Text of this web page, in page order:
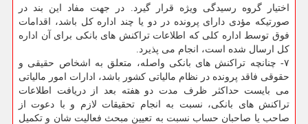
اختیار گروه رسیدگی ویژه قرار گیرد. در جهت مفاد این بند در
صورتیكه مؤدی دارای پرونده در دو یا چند اداره كل باشد، اقدامات
فوق توسط اداره كلی كه اطلاعات تراكنش های بانكی برای آن اداره
كل ارسال شده است، انجام می پذیرد.
۷- چنانچه تراكنش های بانكی واصله، متعلق به اشخاص حقیقی و
حقوقی فاقد پرونده در نظام مالیاتی كشور باشد، ادارات امور مالیاتی
می بایست حداكثر ظرف مدت دو هفته بعد از دریافت اطلاعات
تراكنش های بانكی، نسبت به انجام تحقیقات لازم و با دعوت از
صاحب یا صاحبان حساب نسبت به تعیین مبحث فعالیت شان و تكمیل